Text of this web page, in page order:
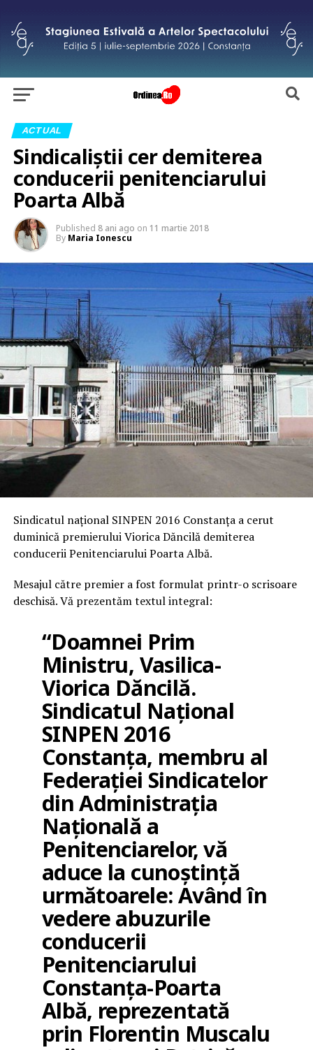
ACTUAL
Sindicaliştii cer demiterea
conducerii penitenciarului
Poarta Albă
Published 8 ani ago on 11 martie 2018
By Maria Ionescu
Sindicatul naţional SINPEN 2016 Constanţa a cerut
duminică premierului Viorica Dăncilă demiterea
conducerii Penitenciarului Poarta Albă.
Mesajul către premier a fost formulat printr-o scrisoare
deschisă. Vă prezentăm textul integral:
“Doamnei Prim
Ministru, Vasilica-
Viorica Dăncilă.
Sindicatul Național
SINPEN 2016
Constanța, membru al
Federației Sindicatelor
din Administrația
Națională a
Penitenciarelor, vă
aduce la cunoștință
următoarele: Având în
vedere abuzurile
conducerii
Penitenciarului
Constanța-Poarta
Albă, reprezentată
prin Florentin Muscalu